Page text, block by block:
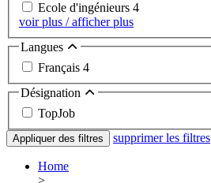
Ecole d'ingénieurs 4
voir plus / afficher plus
Langues
Français 4
Désignation
TopJob
Appliquer des filtres supprimer les filtres
Home
>